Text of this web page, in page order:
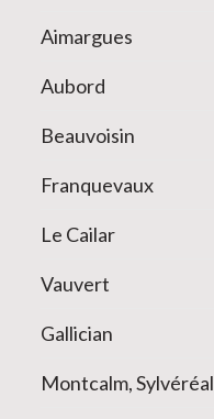
Aimargues
Aubord
Beauvoisin
Franquevaux
Le Cailar
Vauvert
Gallician
Montcalm, Sylvéréal